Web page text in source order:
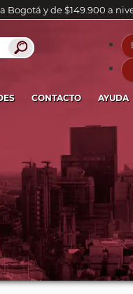
Bogotá y de $149.900 a
CONTACTO AYUDA